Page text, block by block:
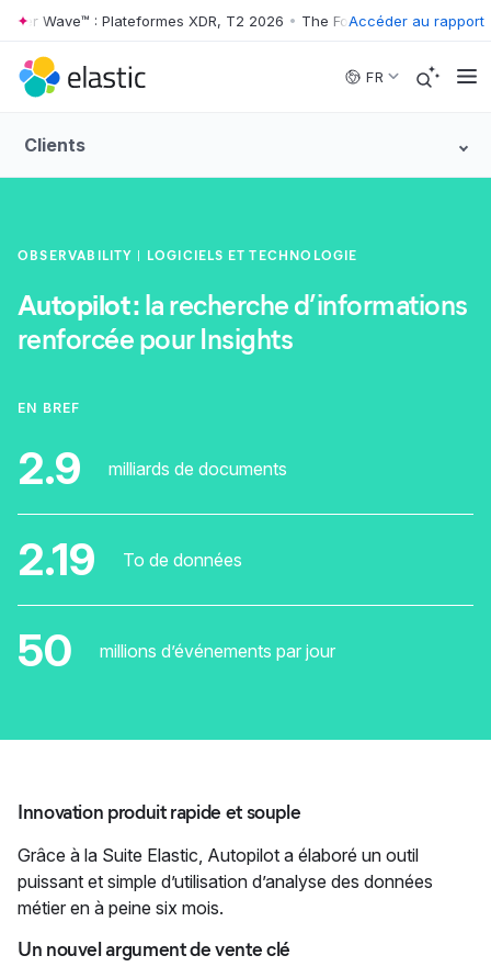
Wave™ : Plateformes XDR, T2 2026 • The Forrester Wave™ :
Accéder au rapport
FR
Clients
OBSERVABILITY LOGICIELS ET TECHNOLOGIE
Autopilot :la recherche d’informations
renforcée pour Insights
EN BREF
2.9 milliards de documents
2.19 To de données
50 millions d’événements par jour
Innovation produit rapide et souple
Grâce à la Suite Elastic, Autopilot a élaboré un outil
puissant et simple d’utilisation d’analyse des données
métier en à peine six mois.
Un nouvel argument de vente clé